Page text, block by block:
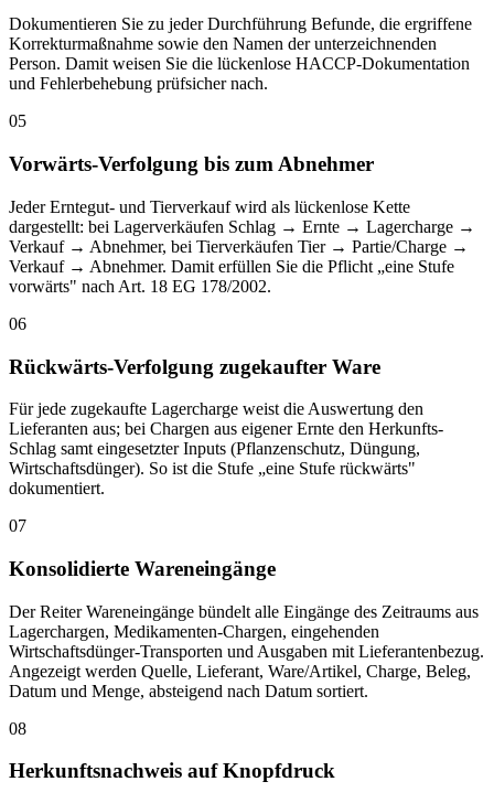
Dokumentieren Sie zu jeder Durchführung Befunde, die ergriffene
Korrekturmaßnahme sowie den Namen der unterzeichnenden
Person. Damit weisen Sie die lückenlose HACCP-Dokumentation
und Fehlerbehebung prüfsicher nach.
05
Vorwärts-Verfolgung bis zum Abnehmer
Jeder Erntegut- und Tierverkauf wird als lückenlose Kette
dargestellt: bei Lagerverkäufen Schlag → Ernte → Lagercharge →
Verkauf → Abnehmer, bei Tierverkäufen Tier → Partie/Charge →
Verkauf → Abnehmer. Damit erfüllen Sie die Pflicht „eine Stufe
vorwärts" nach Art. 18 EG 178/2002.
06
Rückwärts-Verfolgung zugekaufter Ware
Für jede zugekaufte Lagercharge weist die Auswertung den
Lieferanten aus; bei Chargen aus eigener Ernte den Herkunfts-
Schlag samt eingesetzter Inputs (Pflanzenschutz, Düngung,
Wirtschaftsdünger). So ist die Stufe „eine Stufe rückwärts"
dokumentiert.
07
Konsolidierte Wareneingänge
Der Reiter Wareneingänge bündelt alle Eingänge des Zeitraums aus
Lagerchargen, Medikamenten-Chargen, eingehenden
Wirtschaftsdünger-Transporten und Ausgaben mit Lieferantenbezug.
Angezeigt werden Quelle, Lieferant, Ware/Artikel, Charge, Beleg,
Datum und Menge, absteigend nach Datum sortiert.
08
Herkunftsnachweis auf Knopfdruck